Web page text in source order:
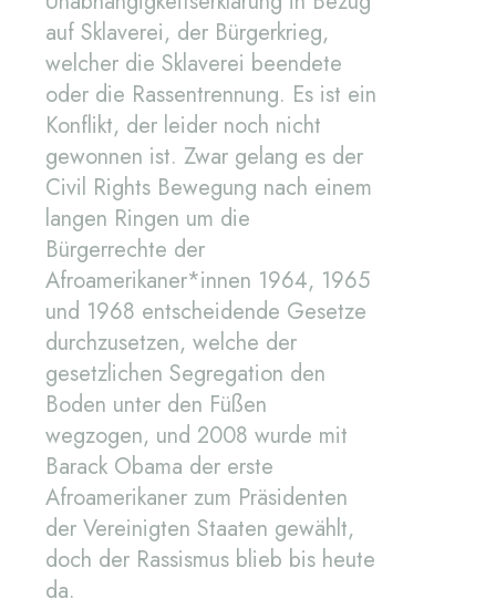
auf Sklaverei, der Bürgerkrieg,
welcher die Sklaverei beendete
oder die Rassentrennung. Es ist ein
Konflikt, der leider noch nicht
gewonnen ist. Zwar gelang es der
Civil Rights Bewegung nach einem
langen Ringen um die
Bürgerrechte der
Afroamerikaner*innen 1964, 1965
und 1968 entscheidende Gesetze
durchzusetzen, welche der
gesetzlichen Segregation den
Boden unter den Füßen
wegzogen, und 2008 wurde mit
Barack Obama der erste
Afroamerikaner zum Präsidenten
der Vereinigten Staaten gewählt,
doch der Rassismus blieb bis heute
da.